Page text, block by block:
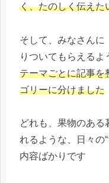
く、たのしく伝えた
そして、みなさんに
りついてもらえるよ
テーマごとに記事を
ゴリーに分けました
どれも、果物のある
れるような、日々の
内容ばかりです